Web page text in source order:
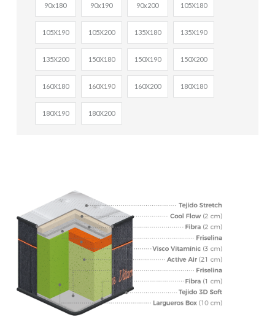
90x180 90x190 90x200 105X180
105X190 105X200 135X180 135X190
135X200 150X180 150X190 150X200
160X180 160X190 160X200 180X180
180X190 180X200